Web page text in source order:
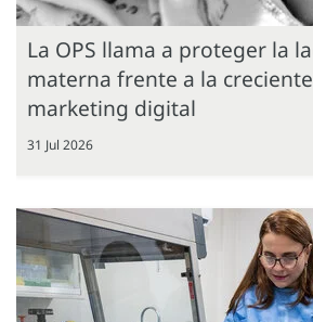
La OPS llama a proteger la
materna frente a la
marketing digital
31 Jul 2026